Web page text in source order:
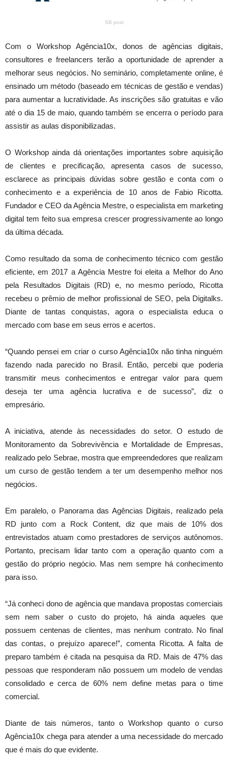
SB post
Com o Workshop Agência10x, donos de agências digitais,
consultores e freelancers terão a oportunidade de aprender a
melhorar seus negócios. No seminário, completamente online, é
ensinado um método (baseado em técnicas de gestão e vendas)
para aumentar a lucratividade. As inscrições são gratuitas e vão
até o dia 15 de maio, quando também se encerra o período para
assistir as aulas disponibilizadas.
O Workshop ainda dá orientações importantes sobre aquisição
de clientes e precificação, apresenta casos de sucesso,
esclarece as principais dúvidas sobre gestão e conta com o
conhecimento e a experiência de 10 anos de Fabio Ricotta.
Fundador e CEO da Agência Mestre, o especialista em marketing
digital tem feito sua empresa crescer progressivamente ao longo
da última década.
Como resultado da soma de conhecimento técnico com gestão
eficiente, em 2017 a Agência Mestre foi eleita a Melhor do Ano
pela Resultados Digitais (RD) e, no mesmo período, Ricotta
recebeu o prêmio de melhor profissional de SEO, pela Digitalks.
Diante de tantas conquistas, agora o especialista educa o
mercado com base em seus erros e acertos.
“Quando pensei em criar o curso Agência10x não tinha ninguém
fazendo nada parecido no Brasil. Então, percebi que poderia
transmitir meus conhecimentos e entregar valor para quem
deseja ter uma agência lucrativa e de sucesso”, diz o
empresário.
A iniciativa, atende às necessidades do setor. O estudo de
Monitoramento da Sobrevivência e Mortalidade de Empresas,
realizado pelo Sebrae, mostra que empreendedores que realizam
um curso de gestão tendem a ter um desempenho melhor nos
negócios.
Em paralelo, o Panorama das Agências Digitais, realizado pela
RD junto com a Rock Content, diz que mais de 10% dos
entrevistados atuam como prestadores de serviços autônomos.
Portanto, precisam lidar tanto com a operação quanto com a
gestão do próprio negócio. Mas nem sempre há conhecimento
para isso.
“Já conheci dono de agência que mandava propostas comerciais
sem nem saber o custo do projeto, há ainda aqueles que
possuem centenas de clientes, mas nenhum contrato. No final
das contas, o prejuízo aparece!”, comenta Ricotta. A falta de
preparo também é citada na pesquisa da RD. Mais de 47% das
pessoas que responderam não possuem um modelo de vendas
consolidado e cerca de 60% nem define metas para o time
comercial.
Diante de tais números, tanto o Workshop quanto o curso
Agência10x chega para atender a uma necessidade do mercado
que é mais do que evidente.